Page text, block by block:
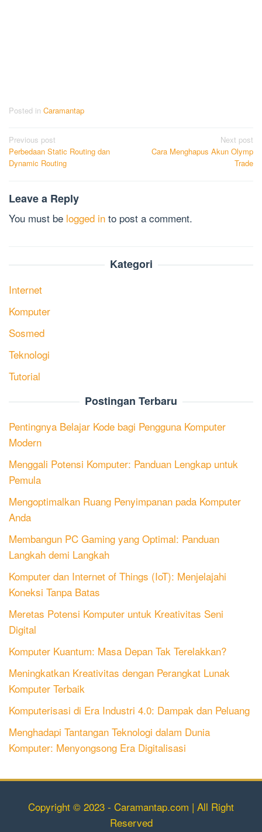
Posted in Caramantap
Post
navigation
Previous post
Perbedaan Static Routing dan
Dynamic Routing
Next post
Cara Menghapus Akun Olymp
Trade
Leave a Reply
You must be logged in to post a comment.
Kategori
Internet
Komputer
Sosmed
Teknologi
Tutorial
Postingan Terbaru
Pentingnya Belajar Kode bagi Pengguna Komputer
Modern
Menggali Potensi Komputer: Panduan Lengkap untuk
Pemula
Mengoptimalkan Ruang Penyimpanan pada Komputer
Anda
Membangun PC Gaming yang Optimal: Panduan
Langkah demi Langkah
Komputer dan Internet of Things (IoT): Menjelajahi
Koneksi Tanpa Batas
Meretas Potensi Komputer untuk Kreativitas Seni
Digital
Komputer Kuantum: Masa Depan Tak Terelakkan?
Meningkatkan Kreativitas dengan Perangkat Lunak
Komputer Terbaik
Komputerisasi di Era Industri 4.0: Dampak dan Peluang
Menghadapi Tantangan Teknologi dalam Dunia
Komputer: Menyongsong Era Digitalisasi
Copyright © 2023 - Caramantap.com | All Right
Reserved